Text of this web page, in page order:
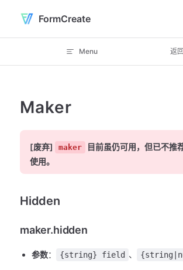
Skip to content
FormCreate
Menu 返
Maker
[废弃] maker
目前虽仍可用，但已不推
使用。
Hidden
maker.hidden
参数： {string} field 、